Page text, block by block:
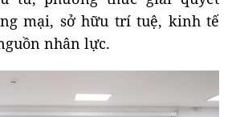
mại, sở hữu trí tuệ, kinh tế
nhân lực.